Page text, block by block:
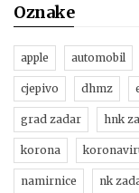
Oznake
apple automobil
cjepivo dhmz
grad zadar hnk
korona
namirnice nk